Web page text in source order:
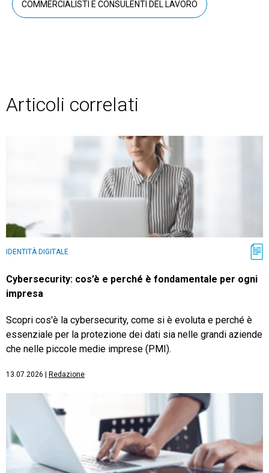
COMMERCIALISTI E CONSULENTI DEL LAVORO
Articoli correlati
IDENTITÀ DIGITALE
Cybersecurity: cos’è e perché è fondamentale per ogni
impresa
Scopri cos'è la cybersecurity, come si è evoluta e perché è
essenziale per la protezione dei dati sia nelle grandi aziende
che nelle piccole medie imprese (PMI).
13.07.2026 Redazione